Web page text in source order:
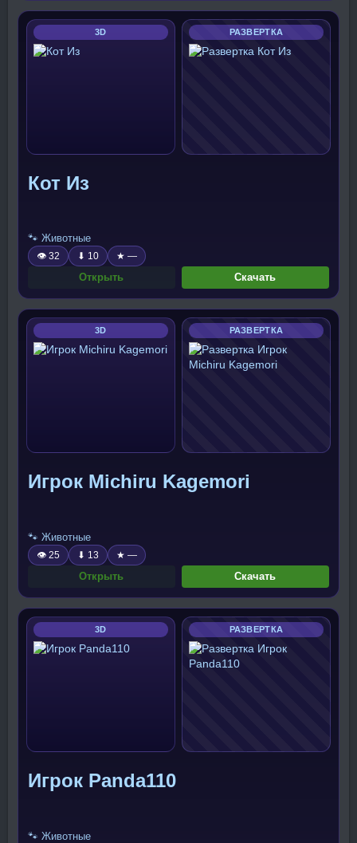
3D РАЗВЕРТКА
Кот Из
🐾 Животные
👁 32 ⬇ 10 ★ —
Открыть Скачать
3D РАЗВЕРТКА
Игрок Michiru Kagemori
🐾 Животные
👁 25 ⬇ 13 ★ —
Открыть Скачать
3D РАЗВЕРТКА
Игрок Panda110
🐾 Животные